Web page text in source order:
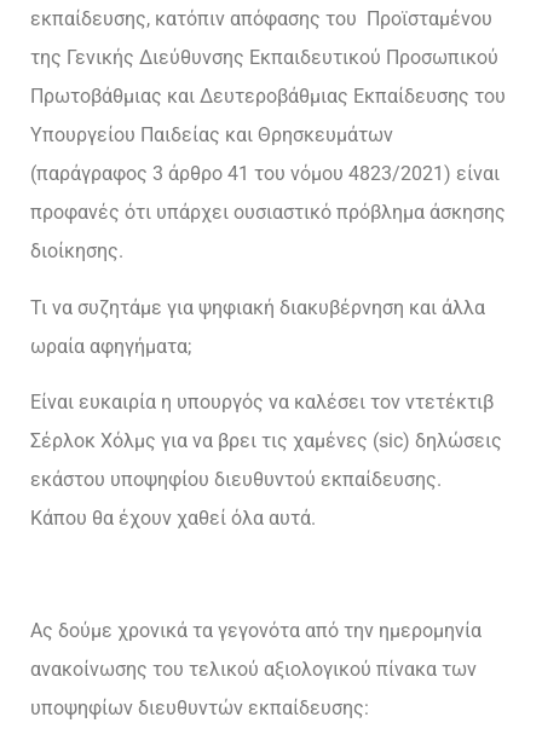
εκπαίδευσης, κατόπιν απόφασης του Προϊσταμένου
της Γενικής Διεύθυνσης Εκπαιδευτικού Προσωπικού
Πρωτοβάθμιας και Δευτεροβάθμιας Εκπαίδευσης του
Υπουργείου Παιδείας και Θρησκευμάτων
(παράγραφος 3 άρθρο 41 του νόμου 4823/2021) είναι
προφανές ότι υπάρχει ουσιαστικό πρόβλημα άσκησης
διοίκησης.
Τι να συζητάμε για ψηφιακή διακυβέρνηση και άλλα
ωραία αφηγήματα;
Είναι ευκαιρία η υπουργός να καλέσει τον ντετέκτιβ
Σέρλοκ Χόλμς για να βρει τις χαμένες (sic) δηλώσεις
εκάστου υποψηφίου διευθυντού εκπαίδευσης.
Κάπου θα έχουν χαθεί όλα αυτά.
Ας δούμε χρονικά τα γεγονότα από την ημερομηνία
ανακοίνωσης του τελικού αξιολογικού πίνακα των
υποψηφίων διευθυντών εκπαίδευσης: